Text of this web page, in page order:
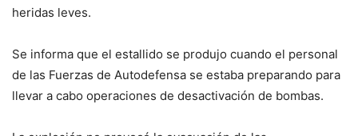
heridas leves.
Se informa que el estallido se produjo cuando el personal
de las Fuerzas de Autodefensa se estaba preparando para
llevar a cabo operaciones de desactivación de bombas.